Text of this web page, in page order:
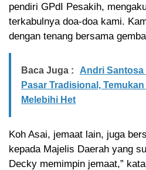
pendiri GPdI Pesakih,
terkabulnya doa-doa kami.
dengan tenang bersama
Baca Juga :
Andri
Pasar Tradisional,
Melebihi Het
Koh Asai, jemaat lain, juga
kepada Majelis Daerah yang
Decky memimpin jemaat,”